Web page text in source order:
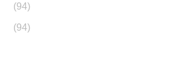
(94)
(94)